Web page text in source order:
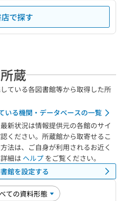
で探す
蔵
ている各図書館等から取得した所
いる機関・データベースの一覧
新状況は情報提供元の各館のサイ
ください。所蔵館から取寄せるこ
法は、ご自身が利用されるお近く
細は ヘルプ をご覧ください。
館を設定する